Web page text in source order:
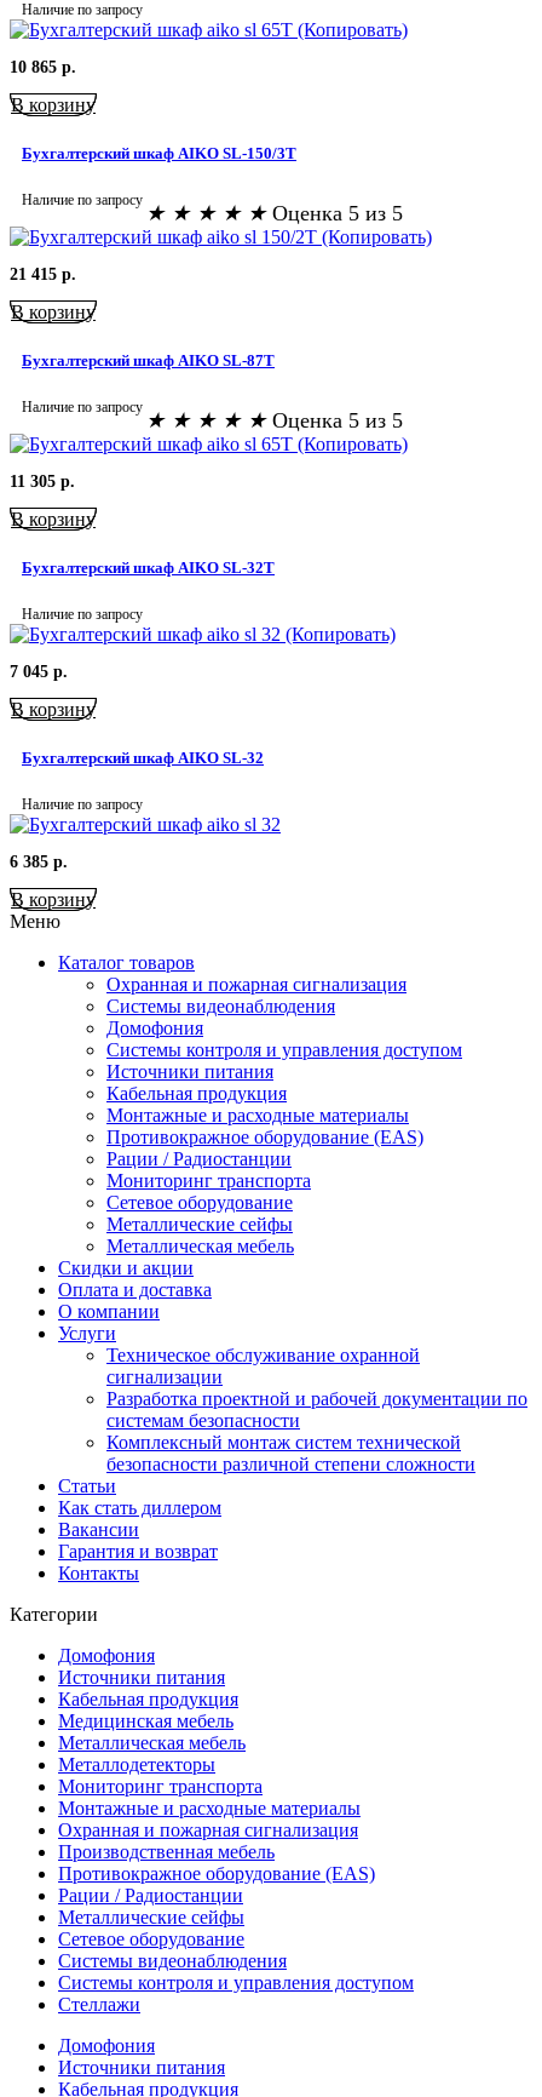
Наличие по запросу
10 865 р.
В корзину
Бухгалтерский шкаф AIKO SL-150/3Т
Наличие по запросу
★ ★ ★ ★ ★ Оценка 5 из 5
21 415 р.
В корзину
Бухгалтерский шкаф AIKO SL-87Т
Наличие по запросу
★ ★ ★ ★ ★ Оценка 5 из 5
11 305 р.
В корзину
Бухгалтерский шкаф AIKO SL-32Т
Наличие по запросу
7 045 р.
В корзину
Бухгалтерский шкаф AIKO SL-32
Наличие по запросу
6 385 р.
В корзину
Меню
Каталог товаров
Охранная и пожарная сигнализация
Системы видеонаблюдения
Домофония
Системы контроля и управления доступом
Источники питания
Кабельная продукция
Монтажные и расходные материалы
Противокражное оборудование (EAS)
Рации / Радиостанции
Мониторинг транспорта
Сетевое оборудование
Металлические сейфы
Металлическая мебель
Скидки и акции
Оплата и доставка
О компании
Услуги
Техническое обслуживание охранной
сигнализации
Разработка проектной и рабочей документации по
системам безопасности
Комплексный монтаж систем технической
безопасности различной степени сложности
Статьи
Как стать диллером
Вакансии
Гарантия и возврат
Контакты
Категории
Домофония
Источники питания
Кабельная продукция
Медицинская мебель
Металлическая мебель
Металлодетекторы
Мониторинг транспорта
Монтажные и расходные материалы
Охранная и пожарная сигнализация
Производственная мебель
Противокражное оборудование (EAS)
Рации / Радиостанции
Металлические сейфы
Сетевое оборудование
Системы видеонаблюдения
Системы контроля и управления доступом
Стеллажи
Домофония
Источники питания
Кабельная продукция